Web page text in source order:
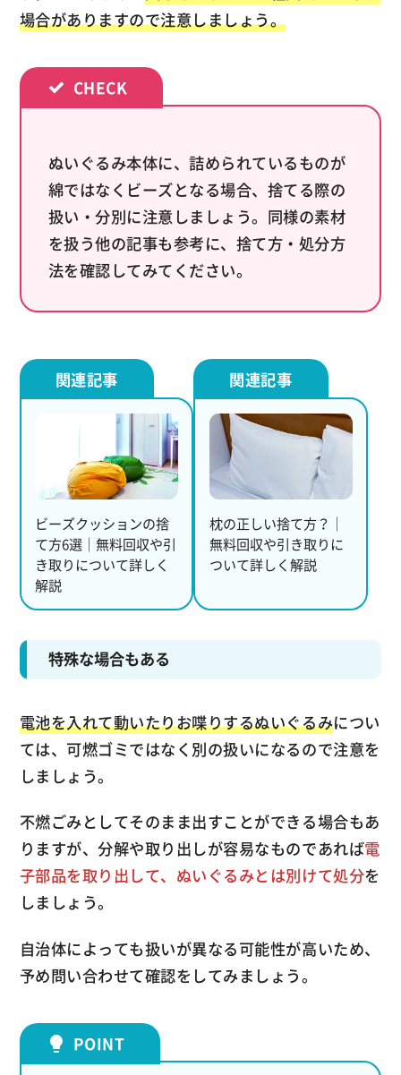
場合がありますので注意しましょう。
ぬいぐるみ本体に、詰められているものが
綿ではなくビーズとなる場合、捨てる際の
扱い・分別に注意しましょう。同様の素材
を扱う他の記事も参考に、捨て方・処分方
法を確認してみてください。
ビーズクッションの捨
て方6選｜無料回収や引
き取りについて詳しく
解説
枕の正しい捨て方？｜
無料回収や引き取りに
ついて詳しく解説
特殊な場合もある
電池を入れて動いたりお喋りするぬいぐるみについ
ては、可燃ゴミではなく別の扱いになるので注意を
しましょう。
不燃ごみとしてそのまま出すことができる場合もあ
りますが、分解や取り出しが容易なものであれば電
子部品を取り出して、ぬいぐるみとは別けて処分を
しましょう。
自治体によっても扱いが異なる可能性が高いため、
予め問い合わせて確認をしてみましょう。